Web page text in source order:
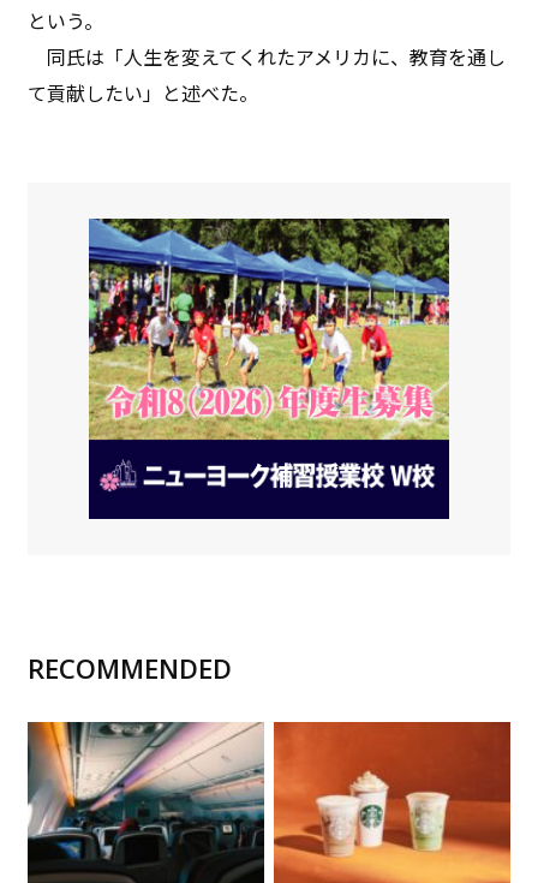
という。
同氏は「人生を変えてくれたアメリカに、教育を通し
て貢献したい」と述べた。
RECOMMENDED